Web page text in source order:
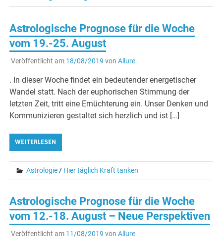
Astrologische Prognose für die Woche
vom 19.-25. August
Veröffentlicht am 18/08/2019 von Allure
. In dieser Woche findet ein bedeutender energetischer
Wandel statt. Nach der euphorischen Stimmung der
letzten Zeit, tritt eine Ernüchterung ein. Unser Denken und
Kommunizieren gestaltet sich herzlich und ist […]
WEITERLESEN
Astrologie / Hier täglich Kraft tanken
Astrologische Prognose für die Woche
vom 12.-18. August – Neue Perspektiven
Veröffentlicht am 11/08/2019 von Allure